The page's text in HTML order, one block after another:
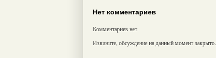
Нет комментариев
Комментариев нет.
Извините, обсуждение на данный момент закрыто.